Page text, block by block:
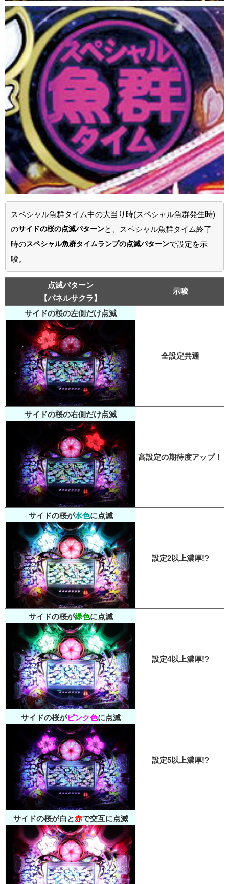
スペシャル魚群タイム中の大当り時(スペシャル魚群発生時)
のサイドの桜の点滅パターンと、スペシャル魚群タイム終了
時のスペシャル魚群タイムランプの点滅パターンで設定を示
唆。
点滅パターン
【パネルサクラ】
示唆
サイドの桜の左側だけ点滅
全設定共通
サイドの桜の右側だけ点滅
高設定の期待度アップ！
サイドの桜が水色に点滅
設定2以上濃厚!?
サイドの桜が緑色に点滅
設定4以上濃厚!?
サイドの桜がピンク色に点滅
設定5以上濃厚!?
サイドの桜が白と赤で交互に点滅